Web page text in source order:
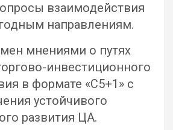
взаимодействия
направлениям.
мнениями о путях
инвестиционного
в формате «С5+1» с
устойчивого
развития ЦА.